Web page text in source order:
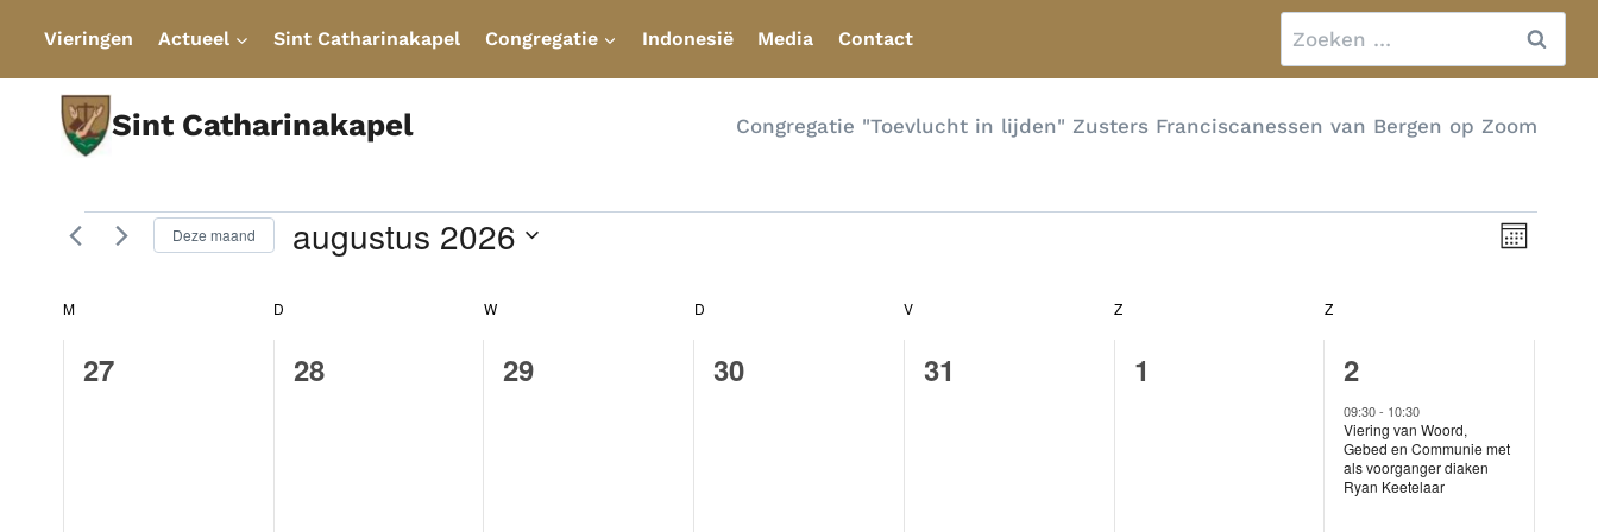
inhoud
Vieringen Actueel Sint Catharinakapel Congregatie Indonesië Media Contact
Zoeken
naar:
Sint Catharinakapel Congregatie "Toevlucht in lijden" Zusters Franciscanessen van Bergen op Zoom
Evenementen Maand
Deze maand augustus 2026
Kalender
van
M D WWOENSDAG D V Z Z
0
27
0
28
0
29
0
30
0
31
0
1
1
evenement,
2
09:30- 10:30
Viering van Woord,
Gebed en Communie met
als voorganger diaken
Ryan Keetelaar